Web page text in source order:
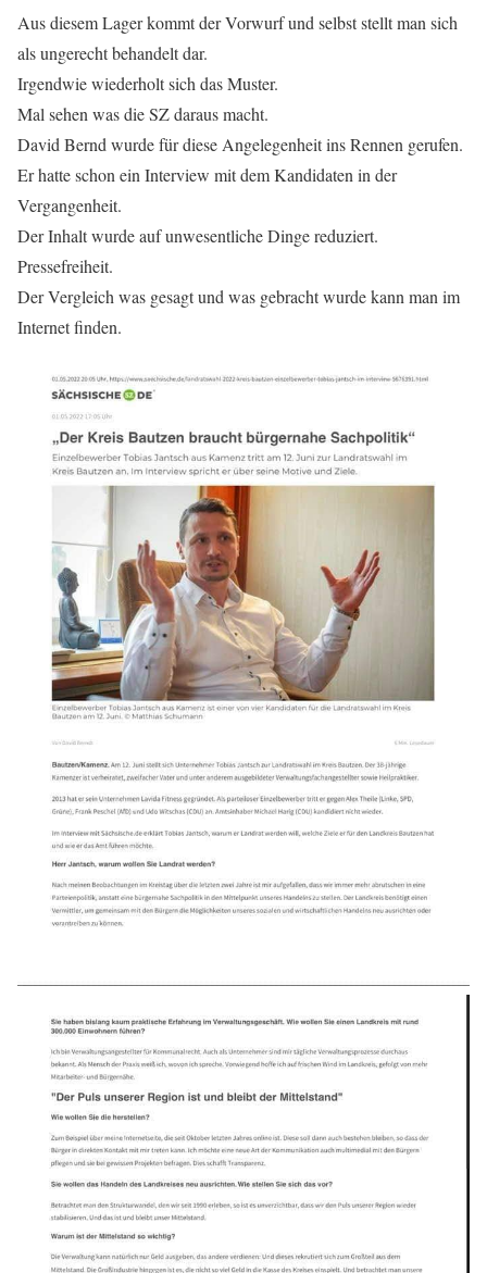
Aus diesem Lager kommt der Vorwurf und selbst stellt man sich
als ungerecht behandelt dar.
Irgendwie wiederholt sich das Muster.
Mal sehen was die SZ daraus macht.
David Bernd wurde für diese Angelegenheit ins Rennen gerufen.
Er hatte schon ein Interview mit dem Kandidaten in der
Vergangenheit.
Der Inhalt wurde auf unwesentliche Dinge reduziert.
Pressefreiheit.
Der Vergleich was gesagt und was gebracht wurde kann man im
Internet finden.